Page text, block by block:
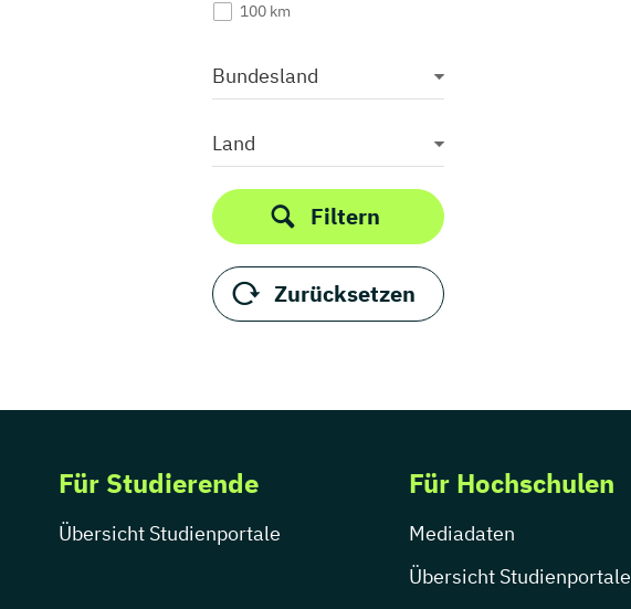
Kunst
Kunstgeschichte
Medieninformatik
Medienkommunikation
Medienwirtschaft
Medienmanagement
Medienpädagogik
Medienproduktion
Medienpsychologie
Medienwissenschaft
Musik
Musikproduktion
100 km
Bundesland
Land
Filtern
Zurücksetzen
Für Studierende
Übersicht Studienportale
Für Hochschulen
Mediadaten
Übersicht Studienportale